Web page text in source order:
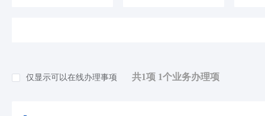
仅显示可以在线办理事项 共1项 1个业务办理项